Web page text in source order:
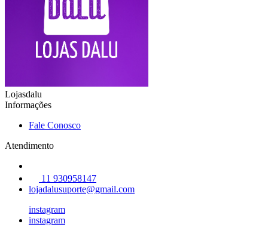
Lojasdalu
Informações
Fale Conosco
Atendimento
11 930958147
lojadalusuporte@gmail.com
instagram
instagram